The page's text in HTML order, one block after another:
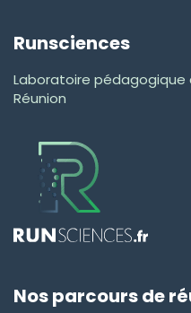
Runsciences
Laboratoire pédagogique
Réunion
Nos parcours de